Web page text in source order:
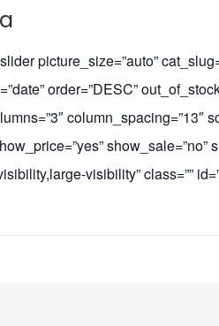
picture_size=”auto”
order=”DESC”
column_spacing=”13″
visibility” class=””